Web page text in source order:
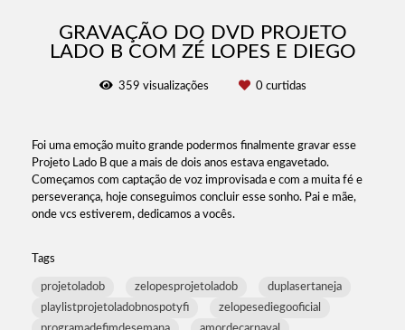
GRAVAÇÃO DO DVD PROJETO
LADO B COM ZÉ LOPES E DIEGO
359 visualizações 0curtidas
Foi uma emoção muito grande podermos finalmente gravar esse
Projeto Lado B que a mais de dois anos estava engavetado.
Começamos com captação de voz improvisada e com a muita fé e
perseverança, hoje conseguimos concluir esse sonho. Pai e mãe,
onde vcs estiverem, dedicamos a vocês.
Tags
projetoladob zelopesprojetoladob
duplasertaneja
playlistprojetoladobnospotyfi
zelopesediegooficial